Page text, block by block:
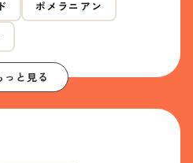
ポメラニアン
っと見る